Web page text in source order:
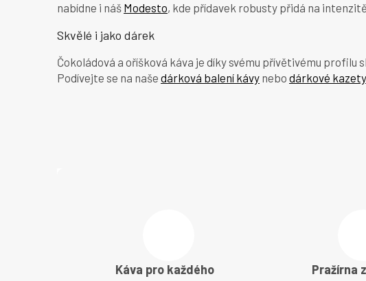
nabídne i náš Modesto, kde přídavek robusty přidá na
Skvělé i jako dárek
Čokoládová a oříšková káva je díky svému přívětivému
Podívejte se na naše dárková balení kávy nebo dárkové kazety
Káva pro každého Pražírna